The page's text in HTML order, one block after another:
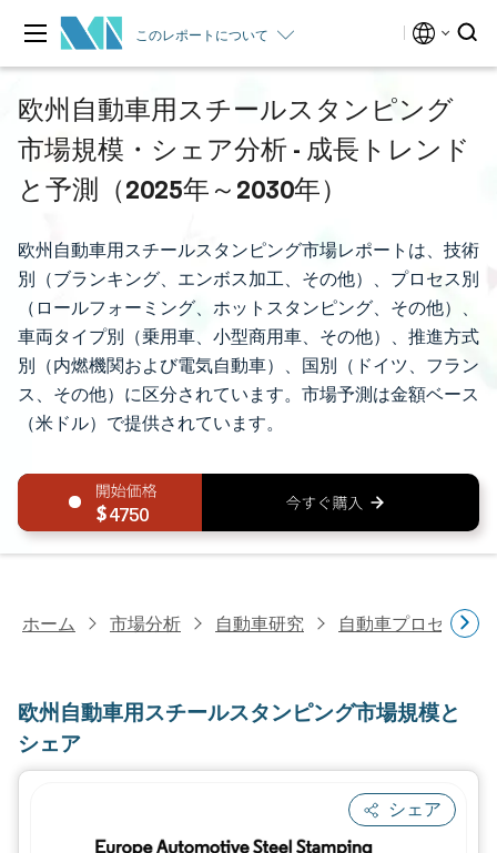
このレポートについて
欧州自動車用スチールスタンピング
市場規模・シェア分析 - 成長トレンド
と予測（2025年～2030年）
欧州自動車用スチールスタンピング市場レポートは、技術
別（ブランキング、エンボス加工、その他）、プロセス別
（ロールフォーミング、ホットスタンピング、その他）、
車両タイプ別（乗用車、小型商用車、その他）、推進方式
別（内燃機関および電気自動車）、国別（ドイツ、フラン
ス、その他）に区分されています。市場予測は金額ベース
（米ドル）で提供されています。
4750
ホーム 市場分析 自動車研究 自動車プロセス研究
欧州自動車用スチールスタンピング市場規模と
シェア
シェア